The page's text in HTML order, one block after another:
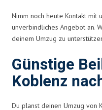
Nimm noch heute Kontakt mit
unverbindliches Angebot an.
deinem Umzug zu
Günstige
Koblenz
Du planst deinen Umzug von